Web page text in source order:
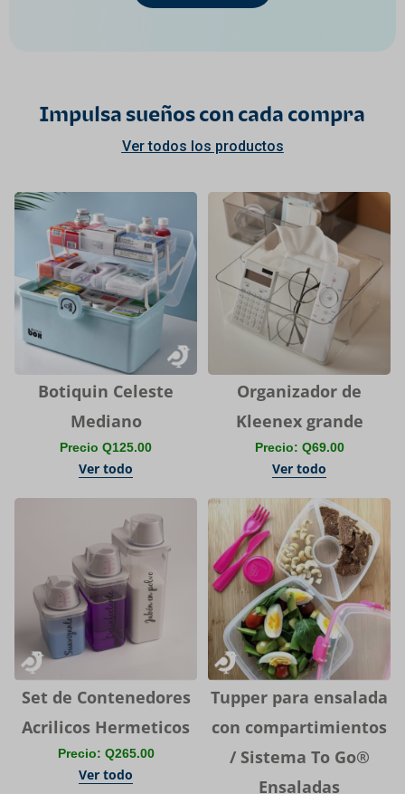
Impulsa sueños con cada compra
Ver todos los productos
Botiquin Celeste
Mediano
Precio Q125.00
Ver todo
Organizador de
Kleenex grande
Precio: Q69.00
Ver todo
Set de Contenedores
Acrilicos Hermeticos
Precio: Q265.00
Ver todo
Tupper para ensalada
con compartimientos
/ Sistema To Go®
Ensaladas